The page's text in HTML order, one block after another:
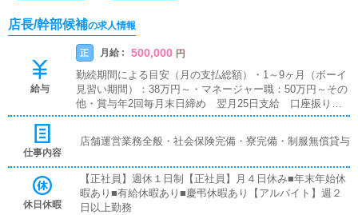
店長/幹部候補の求人情報
給与
正 月給 : 500,000 円
勤続期間による目安（月の支払総額）・1～9ヶ月（ボーイ
見習い期間）：38万円～・マネージャー職：50万円～その
他・賞与年2回毎月末日締め 翌月25日支給 口座振り込
み※（ボーイ見習い期間）出勤日には給与の中から2000円
仕事内容
店舗運営業務全般・社会保険完備・寮完備・制服無償貸与
休日休暇
【正社員】週休１日制【正社員】月４日休み■年末年始休
暇あり■有給休暇あり■慶弔休暇あり【アルバイト】週２
日以上勤務